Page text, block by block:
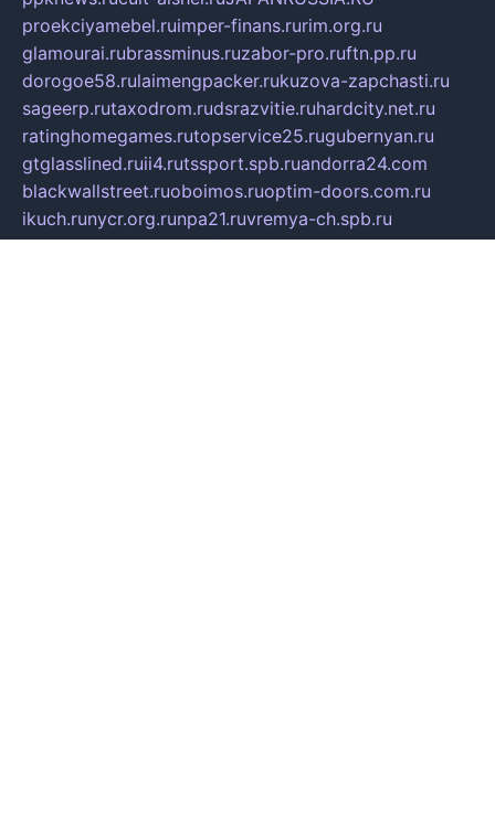
proekciyamebel.ruimper-finans.rurim.org.ru
glamourai.rubrassminus.ruzabor-pro.ruftn.pp.ru
dorogoe58.rulaimengpacker.rukuzova-zapchasti.ru
sageerp.rutaxodrom.rudsrazvitie.ruhardcity.net.ru
ratinghomegames.rutopservice25.rugubernyan.ru
gtglasslined.ruii4.rutssport.spb.ruandorra24.com
blackwallstreet.ruoboimos.ruoptim-doors.com.ru
ikuch.runycr.org.runpa21.ruvremya-ch.spb.ru
desert000.ruivtorgi.ruifiori.rucatalog-statei.ru